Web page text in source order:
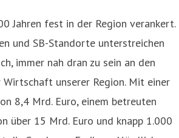
Jahren fest in der Region verankert.
und SB-Standorte unterstreichen
immer nah dran zu sein an den
Wirtschaft unserer Region. Mit einer
8,4 Mrd. Euro, einem betreuten
über 15 Mrd. Euro und knapp 1.000